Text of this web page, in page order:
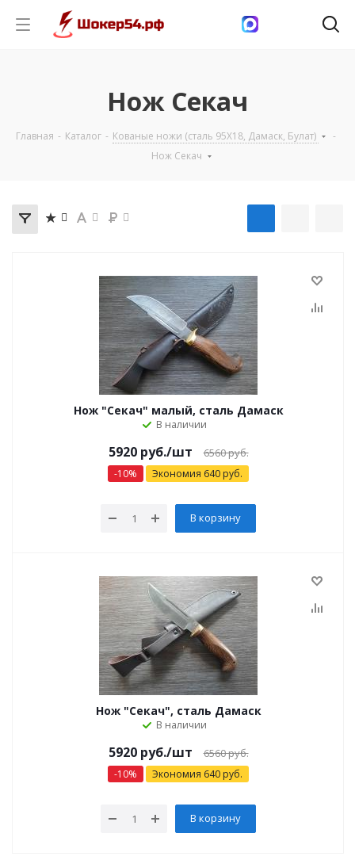
Нож Секач
Главная - Каталог - Кованые ножи (сталь 95Х18, Дамаск, Булат)
-
Нож Секач
Нож "Секач" малый, сталь Дамаск
В наличии
5920 руб./шт 6560 руб.
-10% Экономия 640 руб.
В корзину
Нож "Секач", сталь Дамаск
В наличии
5920 руб./шт 6560 руб.
-10% Экономия 640 руб.
В корзину